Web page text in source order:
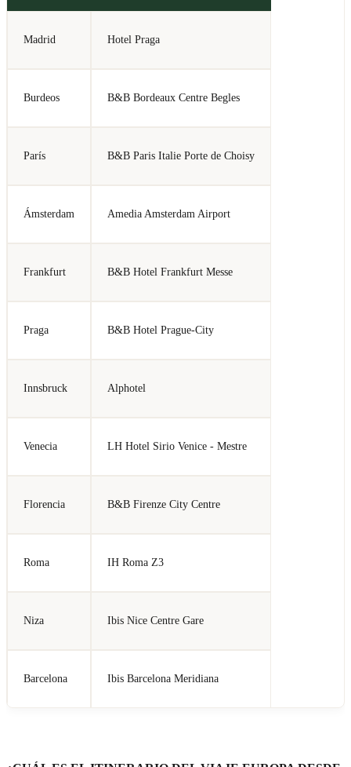
Madrid Hotel Praga
Burdeos B&B Bordeaux Centre Begles
París B&B Paris Italie Porte de Choisy
Ámsterdam Amedia Amsterdam Airport
Frankfurt B&B Hotel Frankfurt Messe
Praga B&B Hotel Prague-City
Innsbruck Alphotel
Venecia LH Hotel Sirio Venice - Mestre
Florencia B&B Firenze City Centre
Roma IH Roma Z3
Niza Ibis Nice Centre Gare
Barcelona Ibis Barcelona Meridiana